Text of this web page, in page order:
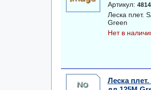
Артикул:
Леска плет.
Green
Нет в
Леска